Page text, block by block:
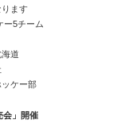
ます
ー5チーム
道
ケー部
会」開催